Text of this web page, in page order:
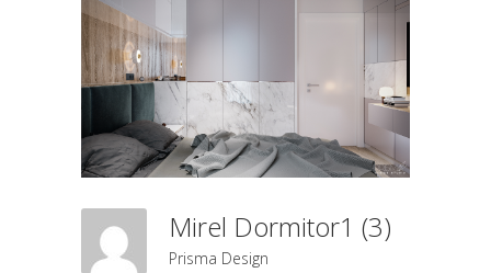
Mirel Dormitor1 (3)
Prisma Design